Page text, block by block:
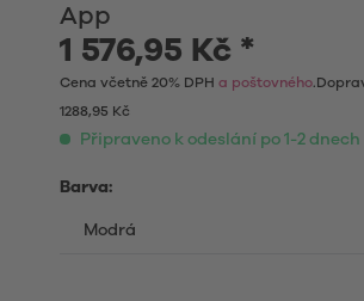
App
1 576,95 Kč *
Cena včetně 20% DPH a poštovného
1288,95 Kč
Připraveno k odeslání po 1-2 dnech
Barva: